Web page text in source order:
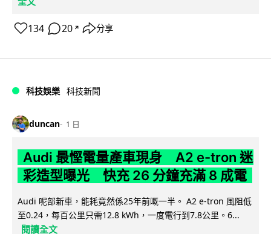
134 20 ↗ 分享
科技娛樂 科技新聞
duncan 1 日
Audi 最慳電量產車現身 A2 e-tron 迷
彩造型曝光 快充 26 分鐘充滿 8 成電
Audi 呢部新車，能耗竟然係25年前嘅一半。 A2 e-tron 風阻低
至0.24，每百公里只需12.8 kWh，一度電行到7.8公里。6...
閱讀全文